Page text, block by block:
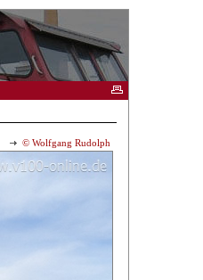
© Wolfgang Rudolph